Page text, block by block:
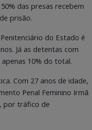
das presas recebem
prisão.
do Estado é
Já as detentas com
10% do total.
Com 27 anos de idade,
Penal Feminino Irmã
por tráfico de